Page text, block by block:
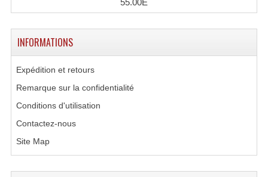
55.00E
INFORMATIONS
Expédition et retours
Remarque sur la confidentialité
Conditions d'utilisation
Contactez-nous
Site Map